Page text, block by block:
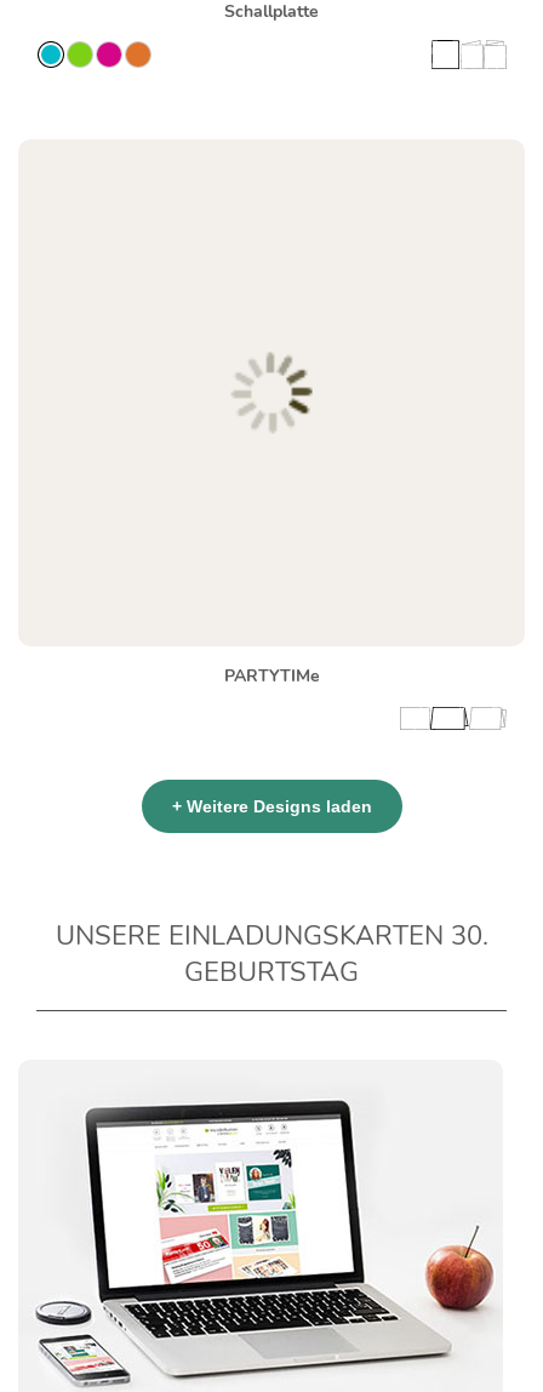
Schallplatte
PARTYTIMe
+ Weitere Designs laden
UNSERE EINLADUNGSKARTEN 30.
GEBURTSTAG